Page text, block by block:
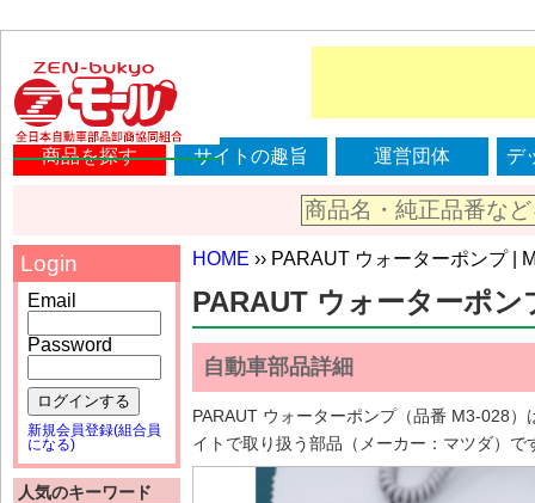
商品を探す サイトの趣旨 運営団体 デ
HOME ›› PARAUT ウォーターポンプ |
PARAUT ウォーターポン
自動車部品詳細
PARAUT ウォーターポンプ（品番 M3-028
イトで取り扱う部品（メーカー：マツダ）
Login
Email
Password
ログインする
新規会員登録(組合員
になる)
人気のキーワード